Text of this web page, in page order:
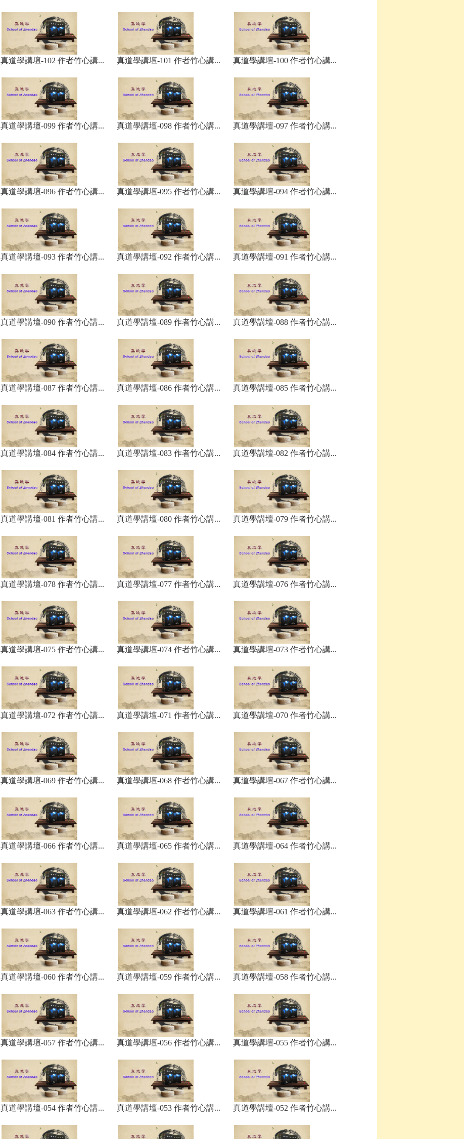
真道學講壇-102 作者竹心講... 真道學講壇-101 作者竹心講... 真道學講壇-100 作者竹心講...
真道學講壇-099 作者竹心講... 真道學講壇-098 作者竹心講... 真道學講壇-097 作者竹心講...
真道學講壇-096 作者竹心講... 真道學講壇-095 作者竹心講... 真道學講壇-094 作者竹心講...
真道學講壇-093 作者竹心講... 真道學講壇-092 作者竹心講... 真道學講壇-091 作者竹心講...
真道學講壇-090 作者竹心講... 真道學講壇-089 作者竹心講... 真道學講壇-088 作者竹心講...
真道學講壇-087 作者竹心講... 真道學講壇-086 作者竹心講... 真道學講壇-085 作者竹心講...
真道學講壇-084 作者竹心講... 真道學講壇-083 作者竹心講... 真道學講壇-082 作者竹心講...
真道學講壇-081 作者竹心講... 真道學講壇-080 作者竹心講... 真道學講壇-079 作者竹心講...
真道學講壇-078 作者竹心講... 真道學講壇-077 作者竹心講... 真道學講壇-076 作者竹心講...
真道學講壇-075 作者竹心講... 真道學講壇-074 作者竹心講... 真道學講壇-073 作者竹心講...
真道學講壇-072 作者竹心講... 真道學講壇-071 作者竹心講... 真道學講壇-070 作者竹心講...
真道學講壇-069 作者竹心講... 真道學講壇-068 作者竹心講... 真道學講壇-067 作者竹心講...
真道學講壇-066 作者竹心講... 真道學講壇-065 作者竹心講... 真道學講壇-064 作者竹心講...
真道學講壇-063 作者竹心講... 真道學講壇-062 作者竹心講... 真道學講壇-061 作者竹心講...
真道學講壇-060 作者竹心講... 真道學講壇-059 作者竹心講... 真道學講壇-058 作者竹心講...
真道學講壇-057 作者竹心講... 真道學講壇-056 作者竹心講... 真道學講壇-055 作者竹心講...
真道學講壇-054 作者竹心講... 真道學講壇-053 作者竹心講... 真道學講壇-052 作者竹心講...